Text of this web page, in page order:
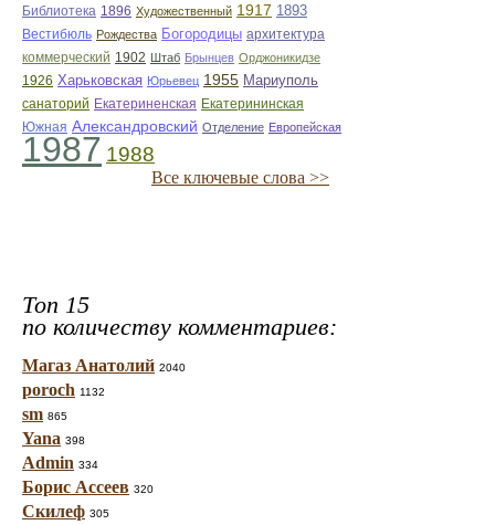
Библиотека 1896 Художественный 1917 1893
Вестибюль Рождества Богородицы архитектура
коммерческий 1902 Штаб Брынцев Орджоникидзе
1926 Харьковская Юрьевец 1955 Мариуполь
санаторий Екатериненская Екатерининская
Южная Александровский Отделение Европейская
1987 1988
Все ключевые слова >>
Топ 15
по количеству комментариев:
Магаз Анатолий 2040
poroch 1132
sm 865
Yana 398
Admin 334
Борис Ассеев 320
Скилеф 305